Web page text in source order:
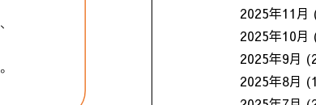
2025年11月
2025年10月
2025年9月
2025年8月